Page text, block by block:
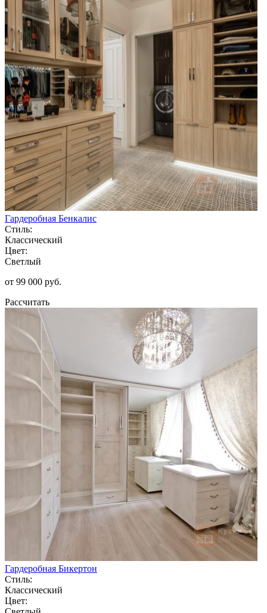
Гардеробная Бенкалис
Стиль:
Классический
Цвет:
Светлый
от 99 000 руб.
Рассчитать
Гардеробная Бикертон
Стиль:
Классический
Цвет: